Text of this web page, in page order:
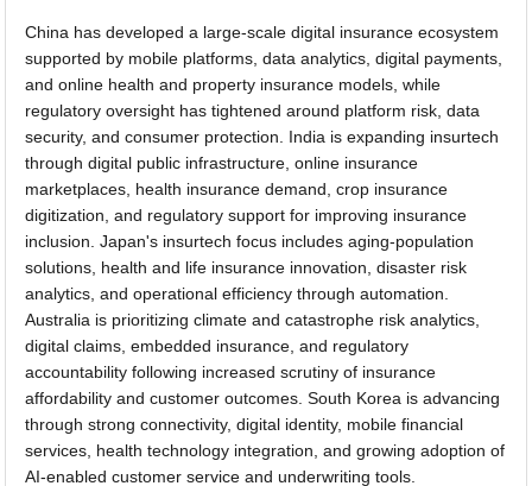
China has developed a large-scale digital insurance ecosystem
supported by mobile platforms, data analytics, digital payments,
and online health and property insurance models, while
regulatory oversight has tightened around platform risk, data
security, and consumer protection. India is expanding insurtech
through digital public infrastructure, online insurance
marketplaces, health insurance demand, crop insurance
digitization, and regulatory support for improving insurance
inclusion. Japan's insurtech focus includes aging-population
solutions, health and life insurance innovation, disaster risk
analytics, and operational efficiency through automation.
Australia is prioritizing climate and catastrophe risk analytics,
digital claims, embedded insurance, and regulatory
accountability following increased scrutiny of insurance
affordability and customer outcomes. South Korea is advancing
through strong connectivity, digital identity, mobile financial
services, health technology integration, and growing adoption of
AI-enabled customer service and underwriting tools.